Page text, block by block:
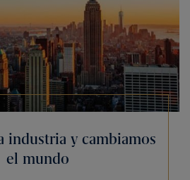
industria y cambiamos
el mundo